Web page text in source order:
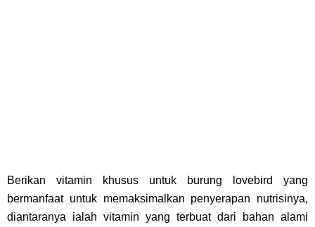
Berikan vitamin khusus untuk burung lovebird yang
bermanfaat untuk memaksimalkan penyerapan nutrisinya,
diantaranya ialah vitamin yang terbuat dari bahan alami